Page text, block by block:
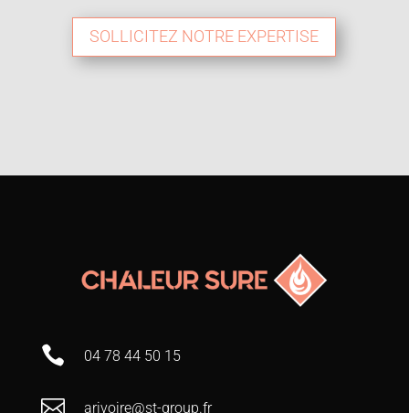
SOLLICITEZ NOTRE EXPERTISE
 04 78 44 50 15
 arivoire@st-group.fr